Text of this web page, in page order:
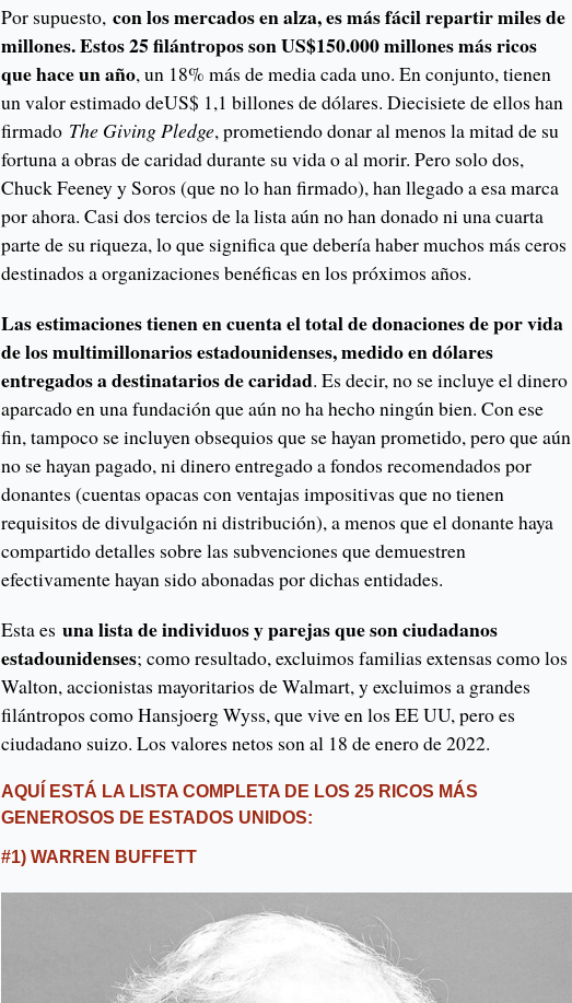
Por supuesto,con los mercados en alza, es más fácil repartir miles de
millones. Estos 25 filántropos son US$150.000 millones más ricos
que hace un año, un 18% más de media cada uno. En conjunto, tienen
un valor estimado deUS$ 1,1 billones de dólares. Diecisiete de ellos han
firmado The Giving Pledge, prometiendo donar al menos la mitad de su
fortuna a obras de caridad durante su vida o al morir. Pero solo dos,
Chuck Feeney y Soros (que no lo han firmado), han llegado a esa marca
por ahora. Casi dos tercios de la lista aún no han donado ni una cuarta
parte de su riqueza, lo que significa que debería haber muchos más ceros
destinados a organizaciones benéficas en los próximos años.
Las estimaciones tienen en cuenta el total de donaciones de por vida
de los multimillonarios estadounidenses, medido en dólares
entregados a destinatarios de caridad. Es decir, no se incluye el dinero
aparcado en una fundación que aún no ha hecho ningún bien. Con ese
fin, tampoco se incluyen obsequios que se hayan prometido, pero que aún
no se hayan pagado, ni dinero entregado a fondos recomendados por
donantes (cuentas opacas con ventajas impositivas que no tienen
requisitos de divulgación ni distribución), a menos que el donante haya
compartido detalles sobre las subvenciones que demuestren
efectivamente hayan sido abonadas por dichas entidades.
Esta esuna lista de individuos y parejas que son ciudadanos
estadounidenses; como resultado, excluimos familias extensas como los
Walton, accionistas mayoritarios de Walmart, y excluimos a grandes
filántropos como Hansjoerg Wyss, que vive en los EE UU, pero es
ciudadano suizo. Los valores netos son al 18 de enero de 2022.
AQUÍ ESTÁ LA LISTA COMPLETA DE LOS 25 RICOS MÁS
GENEROSOS DE ESTADOS UNIDOS:
#1) WARREN BUFFETT